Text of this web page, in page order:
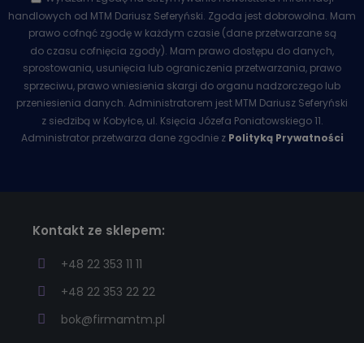
handlowych od MTM Dariusz Seferyński. Zgoda jest dobrowolna. Mam
prawo cofnąć zgodę w każdym czasie (dane przetwarzane są
do czasu cofnięcia zgody). Mam prawo dostępu do danych,
sprostowania, usunięcia lub ograniczenia przetwarzania, prawo
sprzeciwu, prawo wniesienia skargi do organu nadzorczego lub
przeniesienia danych. Administratorem jest MTM Dariusz Seferyński
z siedzibą w Kobyłce, ul. Księcia Józefa Poniatowskiego 11.
Administrator przetwarza dane zgodnie z Polityką Prywatności
Kontakt ze sklepem:
+48 22 353 11 11
+48 22 353 22 22
bok@firmamtm.pl